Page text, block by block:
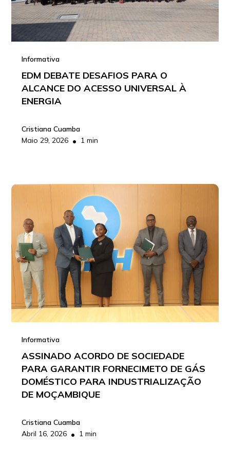
Informativa
EDM DEBATE DESAFIOS PARA O
ALCANCE DO ACESSO UNIVERSAL À
ENERGIA
Cristiana Cuamba
Maio 29, 2026 • 1 min
Informativa
ASSINADO ACORDO DE SOCIEDADE
PARA GARANTIR FORNECIMETO DE GÁS
DOMÉSTICO PARA INDUSTRIALIZAÇÃO
DE MOÇAMBIQUE
Cristiana Cuamba
Abril 16, 2026 • 1 min